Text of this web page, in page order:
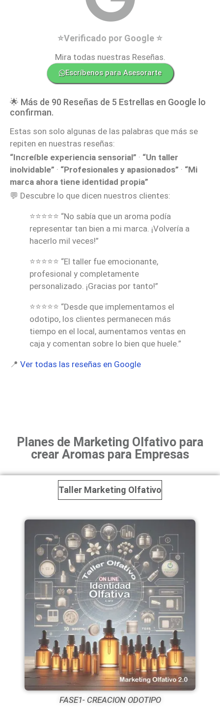
⭐Verificado por Google ⭐
Mira todas nuestras Reseñas.
Escríbenos para Asesorarte
🌟 Más de 90 Reseñas de 5 Estrellas en Google lo
confirman.
Estas son solo algunas de las palabras que más se
repiten en nuestras reseñas:
“Increíble experiencia sensorial” · “Un taller
inolvidable” · “Profesionales y apasionados” · “Mi
marca ahora tiene identidad propia”
💬 Descubre lo que dicen nuestros clientes:
⭐⭐⭐⭐⭐ “No sabía que un aroma podía
representar tan bien a mi marca. ¡Volvería a
hacerlo mil veces!”
⭐⭐⭐⭐⭐ “El taller fue emocionante,
profesional y completamente
personalizado. ¡Gracias por tanto!”
⭐⭐⭐⭐⭐ “Desde que implementamos el
odotipo, los clientes permanecen más
tiempo en el local, aumentamos ventas en
caja y comentan sobre lo bien que huele.”
📍 Ver todas las reseñas en Google
Planes de Marketing Olfativo para
crear Aromas para Empresas
Taller Marketing Olfativo
FASE1- CREACION ODOTIPO